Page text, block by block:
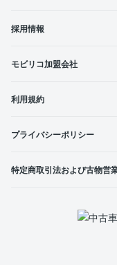
採用情報
モビリコ加盟会社
利用規約
プライバシーポリシー
特定商取引法および古物営